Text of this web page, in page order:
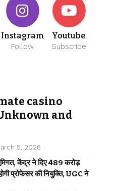
Instagram
Follow
Youtube
Subscribe
casino
and
5, 2026
केंद्र ने दिए ₹489 करोड़
प्रोफेसर की नियुक्ति, UGC ने